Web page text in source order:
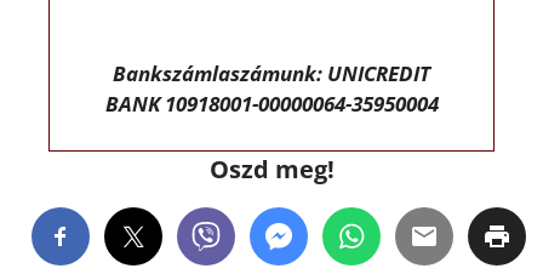
Bankszámlaszámunk: UNICREDIT
BANK 10918001-00000064-35950004
Oszd meg!